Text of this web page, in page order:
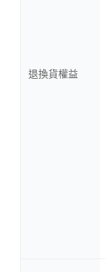
退換貨權益